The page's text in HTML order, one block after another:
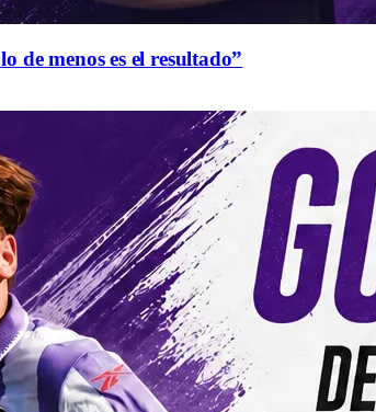
de menos es el resultado”